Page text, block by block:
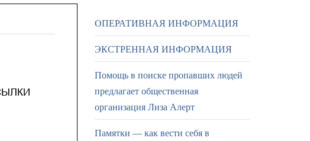
ОПЕРАТИВНАЯ ИНФОРМАЦИЯ
ЭКСТРЕННАЯ ИНФОРМАЦИЯ
Помощь в поиске пропавших людей
предлагает общественная
организация Лиза Алерт
Памятки — как вести себя в